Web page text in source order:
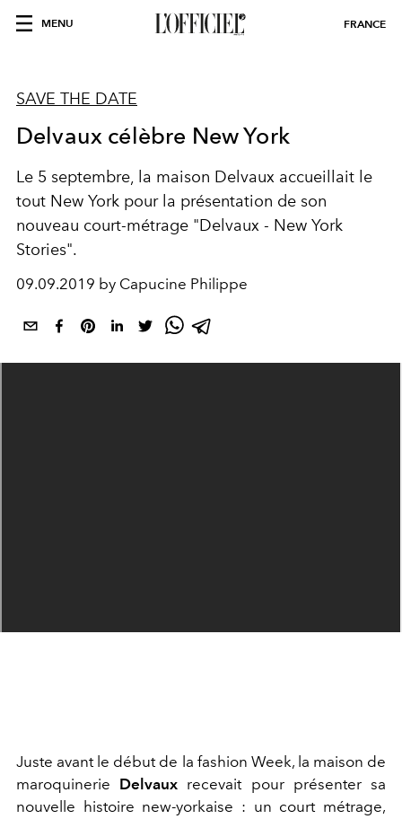
MENU FRANCE
SAVE THE DATE
Delvaux célèbre New York
Le 5 septembre, la maison Delvaux accueillait le
tout New York pour la présentation de son
nouveau court-métrage "Delvaux - New York
Stories".
09.09.2019 by Capucine Philippe
Juste avant le début de la fashion Week, la maison de
maroquinerie Delvaux recevait pour présenter sa
nouvelle histoire new-yorkaise : un court métrage,